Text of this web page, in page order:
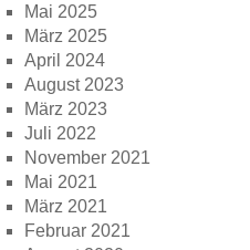
Mai 2025
März 2025
April 2024
August 2023
März 2023
Juli 2022
November 2021
Mai 2021
März 2021
Februar 2021